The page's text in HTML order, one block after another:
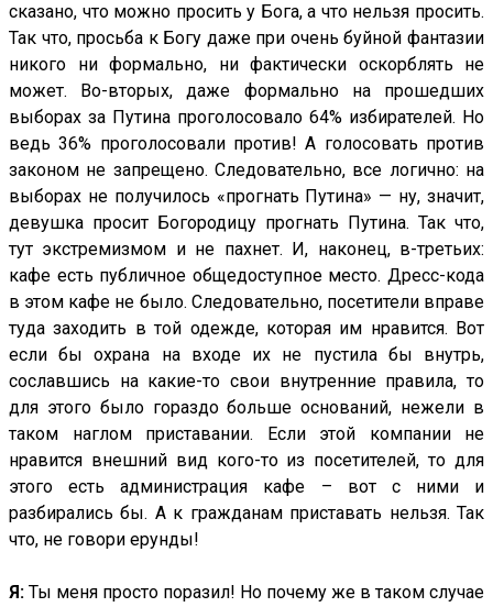
сказано, что можно просить у Бога, а что нельзя просить.
Так что, просьба к Богу даже при очень буйной фантазии
никого ни формально, ни фактически оскорблять не
может. Во-вторых, даже формально на прошедших
выборах за Путина проголосовало 64% избирателей. Но
ведь 36% проголосовали против! А голосовать против
законом не запрещено. Следовательно, все логично: на
выборах не получилось «прогнать Путина» — ну, значит,
девушка просит Богородицу прогнать Путина. Так что,
тут экстремизмом и не пахнет. И, наконец, в-третьих:
кафе есть публичное общедоступное место. Дресс-кода
в этом кафе не было. Следовательно, посетители вправе
туда заходить в той одежде, которая им нравится. Вот
если бы охрана на входе их не пустила бы внутрь,
сославшись на какие-то свои внутренние правила, то
для этого было гораздо больше оснований, нежели в
таком наглом приставании. Если этой компании не
нравится внешний вид кого-то из посетителей, то для
этого есть администрация кафе – вот с ними и
разбирались бы. А к гражданам приставать нельзя. Так
что, не говори ерунды!
Я: Ты меня просто поразил! Но почему же в таком случае